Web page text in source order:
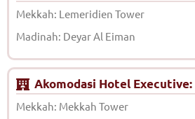
Mekkah: Lemeridien Tower
Madinah: Deyar Al Eiman
Akomodasi Hotel Executive:
Mekkah: Mekkah Tower